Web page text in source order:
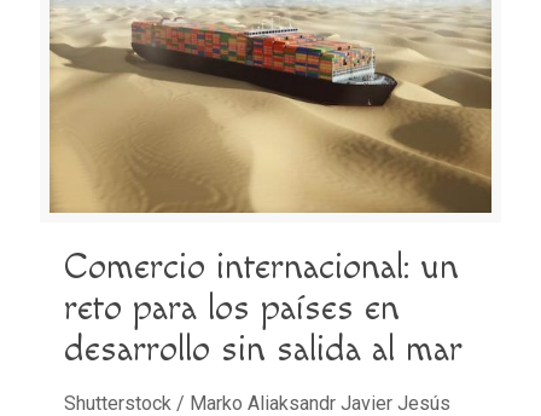
Comercio internacional: un
reto para los países en
desarrollo sin salida al mar
Shutterstock / Marko Aliaksandr Javier Jesús